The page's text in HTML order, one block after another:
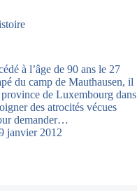
à l’âge de 90 ans le 27
du camp de Mauthausen, il
de Luxembourg dans
des atrocités vécues
demander…
janvier 2012